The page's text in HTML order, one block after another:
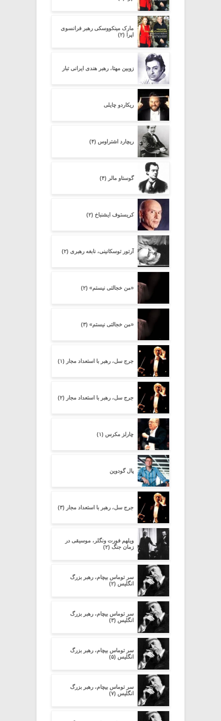
مارک مینکووسکی رهبر فرانسوی
اپرا (۲)
زوبین مهتا، رهبر هندی ایرانی تبار
ریکاردو چایلی
ریچارد اشتراوس (۴)
گوستاو مالر (۴)
کریستوف ایشنباخ (۲)
آرتور توسکانینی، نابغه رهبری (۲)
«من خجالتی نیستم» (۲)
«من خجالتی نیستم» (۳)
جرج سل، رهبر با استعداد مجار (۱)
جرج سل، رهبر با استعداد مجار (۲)
چارلز مکرس (۱)
پال گودوین
جرج سل، رهبر با استعداد مجار (۳)
ویلهم فورت ونگلر، موسیقی در
زمان جنگ (۲)
سر توماس بیچام، رهبر بزرگ
انگلیس (۲)
سر توماس بیچام، رهبر بزرگ
انگلیس (۳)
سر توماس بیچام، رهبر بزرگ
انگلیس (۵)
سر توماس بیچام، رهبر بزرگ
انگلیس (۷)